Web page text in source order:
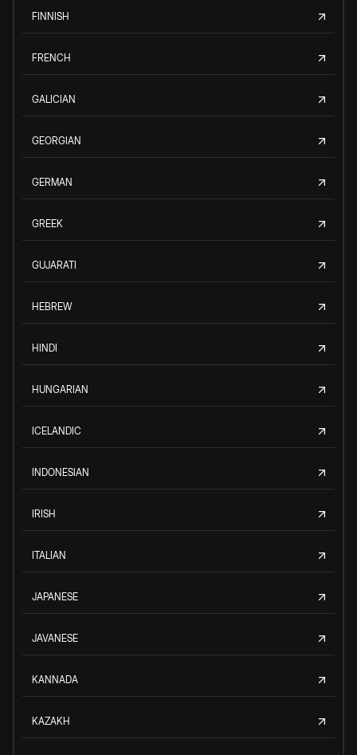
FINNISH
FRENCH
GALICIAN
GEORGIAN
GERMAN
GREEK
GUJARATI
HEBREW
HINDI
HUNGARIAN
ICELANDIC
INDONESIAN
IRISH
ITALIAN
JAPANESE
JAVANESE
KANNADA
KAZAKH